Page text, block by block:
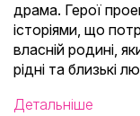
драма. Герої
історіями, що
власній родині,
рідні та близькі
Детальніше